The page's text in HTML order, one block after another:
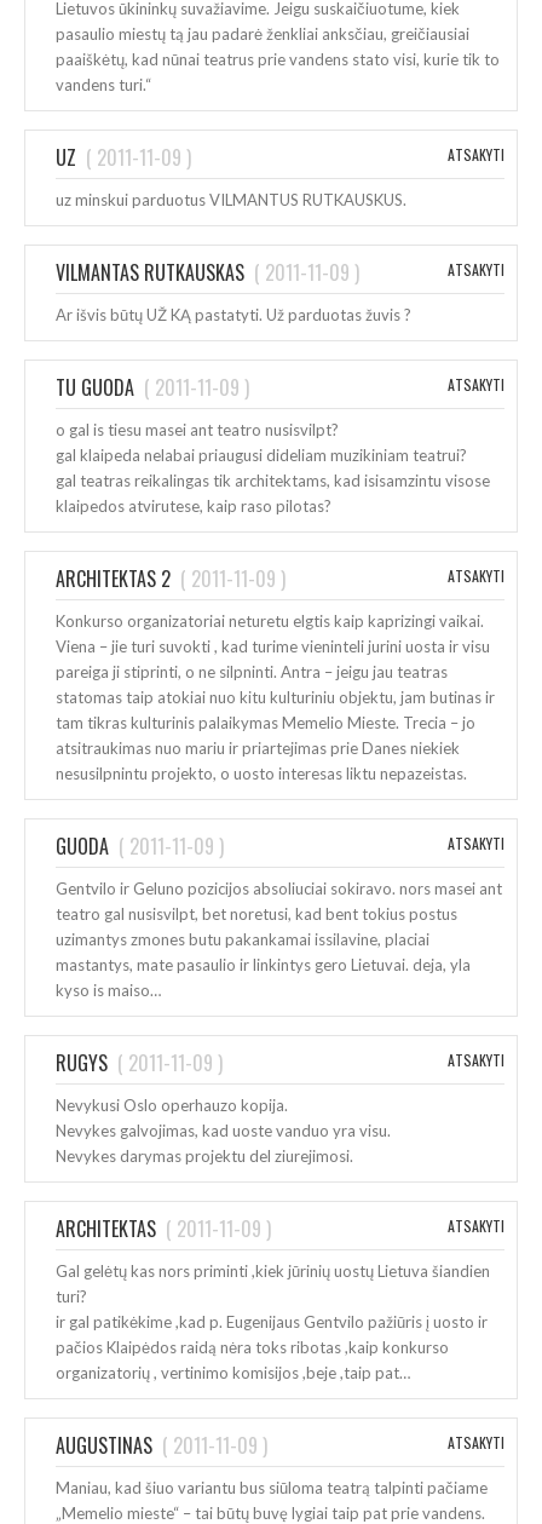
Lietuvos ūkininkų suvažiavime. Jeigu suskaičiuotume, kiek
pasaulio miestų tą jau padarė ženkliai anksčiau, greičiausiai
paaiškėtų, kad nūnai teatrus prie vandens stato visi, kurie tik to
vandens turi.“
UZ ( 2011-11-09 ) ATSAKYTI
uz minskui parduotus VILMANTUS RUTKAUSKUS.
VILMANTAS RUTKAUSKAS ( 2011-11-09 ) ATSAKYTI
Ar išvis būtų UŽ KĄ pastatyti. Už parduotas žuvis ?
TU GUODA ( 2011-11-09 ) ATSAKYTI
o gal is tiesu masei ant teatro nusisvilpt?
gal klaipeda nelabai priaugusi dideliam muzikiniam teatrui?
gal teatras reikalingas tik architektams, kad isisamzintu visose
klaipedos atvirutese, kaip raso pilotas?
ARCHITEKTAS 2 ( 2011-11-09 ) ATSAKYTI
Konkurso organizatoriai neturetu elgtis kaip kaprizingi vaikai.
Viena – jie turi suvokti , kad turime vieninteli jurini uosta ir visu
pareiga ji stiprinti, o ne silpninti. Antra – jeigu jau teatras
statomas taip atokiai nuo kitu kulturiniu objektu, jam butinas ir
tam tikras kulturinis palaikymas Memelio Mieste. Trecia – jo
atsitraukimas nuo mariu ir priartejimas prie Danes niekiek
nesusilpnintu projekto, o uosto interesas liktu nepazeistas.
GUODA ( 2011-11-09 ) ATSAKYTI
Gentvilo ir Geluno pozicijos absoliuciai sokiravo. nors masei ant
teatro gal nusisvilpt, bet noretusi, kad bent tokius postus
uzimantys zmones butu pakankamai issilavine, placiai
mastantys, mate pasaulio ir linkintys gero Lietuvai. deja, yla
kyso is maiso…
RUGYS ( 2011-11-09 ) ATSAKYTI
Nevykusi Oslo operhauzo kopija.
Nevykes galvojimas, kad uoste vanduo yra visu.
Nevykes darymas projektu del ziurejimosi.
ARCHITEKTAS ( 2011-11-09 ) ATSAKYTI
Gal gelėtų kas nors priminti ,kiek jūrinių uostų Lietuva šiandien
turi?
ir gal patikėkime ,kad p. Eugenijaus Gentvilo pažiūris į uosto ir
pačios Klaipėdos raidą nėra toks ribotas ,kaip konkurso
organizatorių , vertinimo komisijos ,beje ,taip pat…
AUGUSTINAS ( 2011-11-09 ) ATSAKYTI
Maniau, kad šiuo variantu bus siūloma teatrą talpinti pačiame
„Memelio mieste“ – tai būtų buvę lygiai taip pat prie vandens.